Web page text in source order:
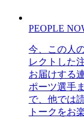
PEOPLE
今、この人
レクトした
お届けする
ポーツ選手
で、他では
トークをお